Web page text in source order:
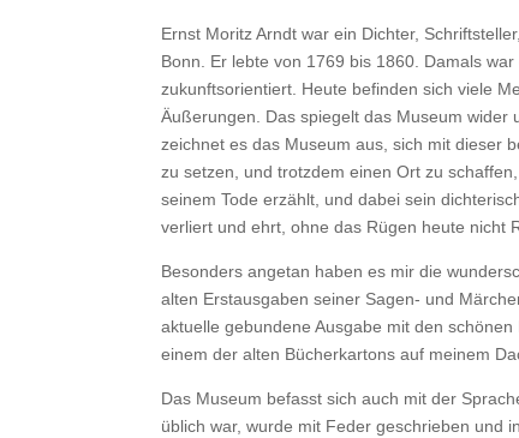
Ernst Moritz Arndt war ein Dichter,
Bonn. Er lebte von 1769 bis 1860. Damals
zukunftsorientiert. Heute befinden sich viele
Äußerungen. Das spiegelt das Museum wider
zeichnet es das Museum aus, sich mit dieser
zu setzen, und trotzdem einen Ort zu
seinem Tode erzählt, und dabei sein
verliert und ehrt, ohne das Rügen heute nicht
Besonders angetan haben es mir die
alten Erstausgaben seiner Sagen- und
aktuelle gebundene Ausgabe mit den
einem der alten Bücherkartons auf meinem
Das Museum befasst sich auch mit der
üblich war, wurde mit Feder geschrieben und